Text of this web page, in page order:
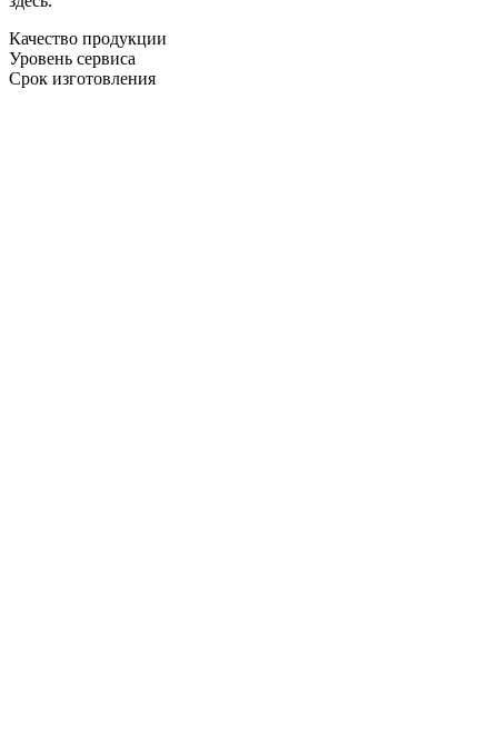
Качество продукции
Уровень сервиса
Срок изготовления